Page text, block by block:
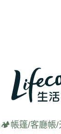
🏕️帳篷/客廳帳/